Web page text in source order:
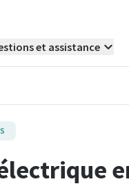
et assistance